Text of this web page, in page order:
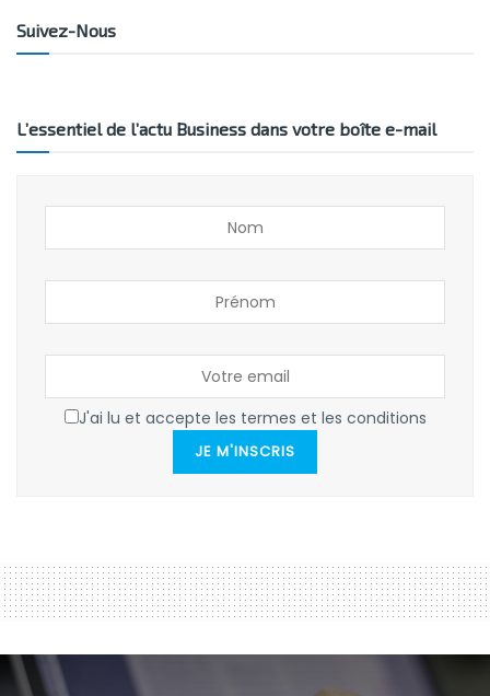
Suivez-Nous
L’essentiel de l’actu Business dans votre boîte e-mail
J'ai lu et accepte les termes et les conditions
JE M'INSCRIS